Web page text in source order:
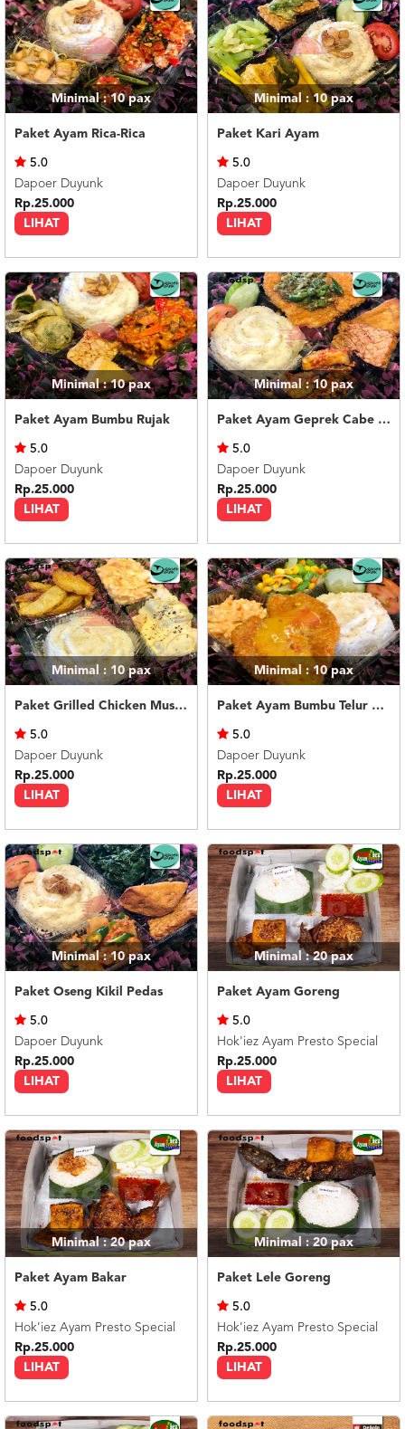
Minimal : 10pax
Paket Ayam Rica-Rica
LIHAT
5.0
Dapoer Duyunk
Rp.25.000
Minimal : 10pax
Paket Kari Ayam
LIHAT
5.0
Dapoer Duyunk
Rp.25.000
Minimal : 10pax
Paket Ayam Bumbu Rujak
LIHAT
5.0
Dapoer Duyunk
Rp.25.000
Minimal : 10pax
Paket Ayam Geprek Cabe Ijo
LIHAT
5.0
Dapoer Duyunk
Rp.25.000
Minimal : 10pax
Paket Grilled Chicken Mushroom Sauce
LIHAT
5.0
Dapoer Duyunk
Rp.25.000
Minimal : 10pax
Paket Ayam Bumbu Telur Asin
LIHAT
5.0
Dapoer Duyunk
Rp.25.000
Minimal : 10pax
Paket Oseng Kikil Pedas
LIHAT
5.0
Dapoer Duyunk
Rp.25.000
Minimal : 20pax
Paket Ayam Goreng
LIHAT
5.0
Hok'iez Ayam Presto Special
Rp.25.000
Minimal : 20pax
Paket Ayam Bakar
LIHAT
5.0
Hok'iez Ayam Presto Special
Rp.25.000
Minimal : 20pax
Paket Lele Goreng
LIHAT
5.0
Hok'iez Ayam Presto Special
Rp.25.000